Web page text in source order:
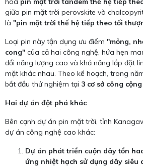
giữa pin mặt trời perovskite và
là "pin mặt trời thế hệ tiếp theo tối
Loại pin này tận dụng ưu điểm "mỏng,
cong" của cả hai công nghệ, hứa hẹn
đổi năng lượng cao và khả năng lắp đặt
mặt khác nhau. Theo kế hoạch, trong
bắt đầu thử nghiệm tại 3 cơ sở công
Hai dự án đột phá khác
Bên cạnh dự án pin mặt trời, tỉnh
dự án công nghệ cao khác:
Dự án phát triển cuộn dây tổn
ứng nhiệt hạch sử dụng dây siêu